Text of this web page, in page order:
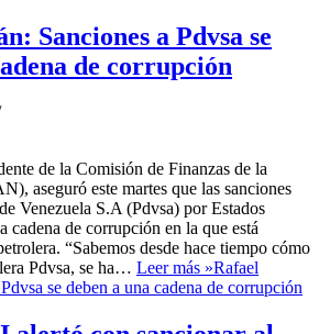
Sanciones a Pdvsa se
de corrupción
de la Comisión de Finanzas de la
aseguró este martes que las sanciones
Venezuela S.A (Pdvsa) por Estados
cadena de corrupción en la que está
“Sabemos desde hace tiempo cómo
Pdvsa, se ha… Leer más »Rafael
se deben a una cadena de corrupción